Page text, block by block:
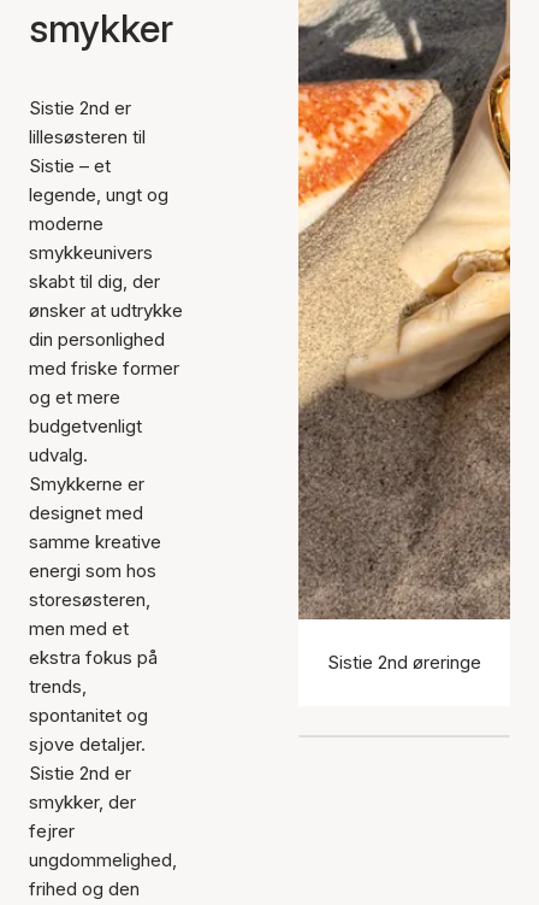
smykker
Sistie 2nd er
lillesøsteren til
Sistie – et
legende, ungt og
moderne
smykkeunivers
skabt til dig, der
ønsker at udtrykke
din personlighed
med friske former
og et mere
budgetvenligt
udvalg.
Smykkerne er
designet med
samme kreative
energi som hos
storesøsteren,
men med et
ekstra fokus på
trends,
spontanitet og
sjove detaljer.
Sistie 2nd er
smykker, der
fejrer
ungdommelighed,
frihed og den
Sistie 2nd øreringe